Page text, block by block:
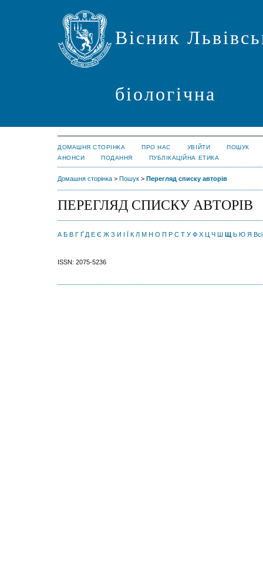
Вісник
біологічна
ДОМАШНЯ СТОРІНКА ПРО НАС УВІЙТИ
ПОШУК
АНОНСИ
ПОДАННЯ ПУБЛІКАЦІЙНА ЕТИКА
Домашня сторінка > Пошук > Перегляд списку авторів
ПЕРЕГЛЯД СПИСКУ АВТОРІВ
А Б В Г Ґ Д Е Є Ж З И І Ї К Л М Н О П Р С Т У Ф Х Ц Ч Ш Щ Ь Ю Я Всі
ISSN: 2075-5236